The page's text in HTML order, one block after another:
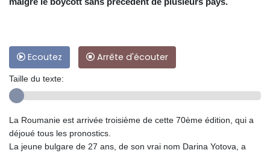
Ecoutez Arrête d'écouter
Taille du texte:
La Roumanie est arrivée troisième de cette 70ème édition, qui a
déjoué tous les pronostics.
La jeune bulgare de 27 ans, de son vrai nom Darina Yotova, a